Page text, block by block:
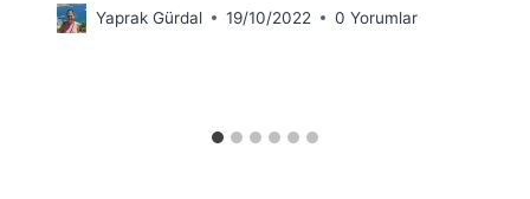
Yaprak Gürdal 19/10/2022 0 Yorumlar